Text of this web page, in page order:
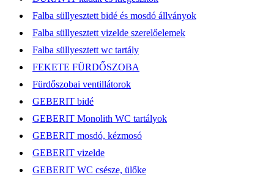
Falba süllyesztett bidé és mosdó állványok
Falba süllyesztett vizelde szerelőelemek
Falba süllyesztett wc tartály
FEKETE FÜRDŐSZOBA
Fürdőszobai ventillátorok
GEBERIT bidé
GEBERIT Monolith WC tartályok
GEBERIT mosdó, kézmosó
GEBERIT vizelde
GEBERIT WC csésze, ülőke